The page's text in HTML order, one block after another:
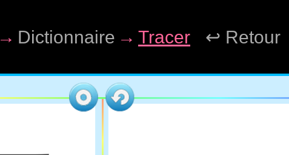
→ Dictionnaire → Tracer ↩ Retour